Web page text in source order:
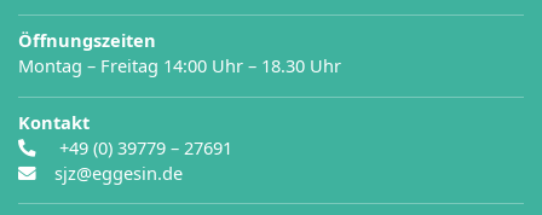
Öffnungszeiten
Montag – Freitag 14:00 Uhr – 18.30 Uhr
Kontakt
+49 (0) 39779 – 27691
sjz@eggesin.de